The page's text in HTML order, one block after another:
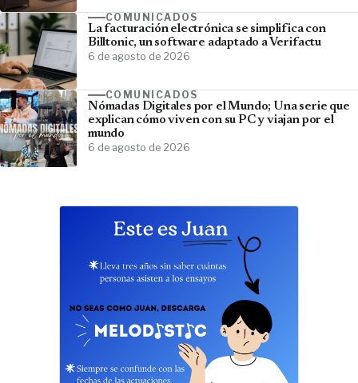
COMUNICADOS
La facturación electrónica se simplifica con
Billtonic, un software adaptado a Verifactu
6 de agosto de 2026
COMUNICADOS
Nómadas Digitales por el Mundo; Una serie que
explican cómo viven con su PC y viajan por el
mundo
6 de agosto de 2026